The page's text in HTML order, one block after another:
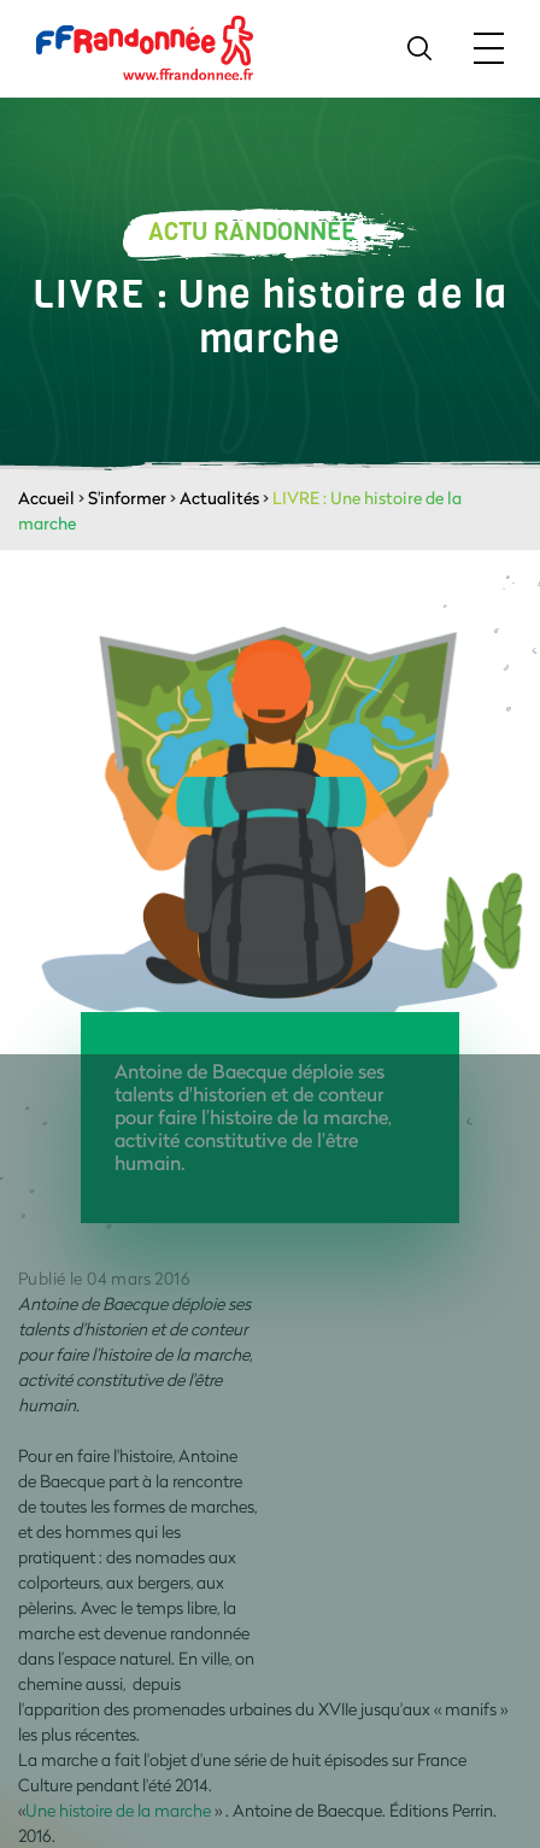
ACTU RANDONNÉE
LIVRE : Une histoire de la
marche
Accueil >S'informer>Actualités> LIVRE : Une histoire de la
marche
Antoine de Baecque déploie ses
talents d'historien et de conteur
pour faire l’histoire de la marche,
activité constitutive de l'être
humain.
Publié le 04 mars 2016
Antoine de Baecque déploie ses
talents d'historien et de conteur
pour faire l’histoire de la marche,
activité constitutive de l'être
humain.
Pour en faire l'histoire, Antoine
de Baecque part à la rencontre
de toutes les formes de marches,
et des hommes qui les
pratiquent : des nomades aux
colporteurs, aux bergers, aux
pèlerins. Avec le temps libre, la
marche est devenue randonnée
dans l’espace naturel. En ville, on
chemine aussi, depuis
l'apparition des promenades urbaines du XVIIe jusqu'aux « manifs »
les plus récentes.
La marche a fait l'objet d'une série de huit épisodes sur France
Culture pendant l'été 2014.
«Une histoire de la marche» . Antoine de Baecque. Éditions Perrin.
2016.